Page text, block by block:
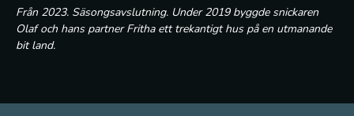
Från 2023. Säsongsavslutning. Under 2019 byggde snickaren
Olaf och hans partner Fritha ett trekantigt hus på en utmanande
bit land.